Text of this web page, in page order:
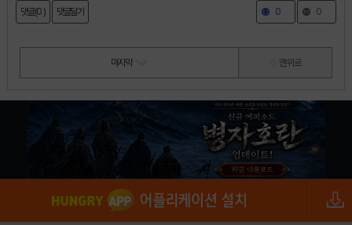
댓글(0 ) 댓글달기 0 0
마지막 맨 위로